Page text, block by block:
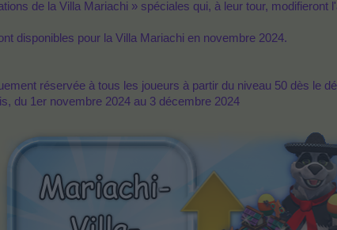
de la Villa Mariachi » spéciales qui, à leur tour, modifieront
disponibles pour la Villa Mariachi en novembre 2024.
réservée à tous les joueurs à partir du niveau 50 dès le
du 1er novembre 2024 au 3 décembre 2024